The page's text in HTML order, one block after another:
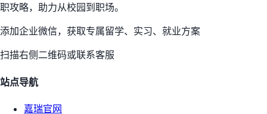
职攻略，助力从校园到职场。
添加企业微信，获取专属留学、实习、就业方案
扫描右侧二维码或联系客服
站点导航
嘉瑞官网